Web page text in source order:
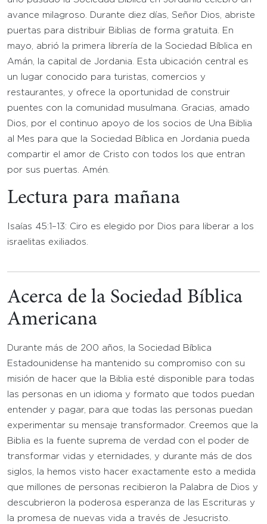
avance milagroso. Durante diez días, Señor Dios, abriste
puertas para distribuir Biblias de forma gratuita. En
mayo, abrió la primera librería de la Sociedad Bíblica en
Amán, la capital de Jordania. Esta ubicación central es
un lugar conocido para turistas, comercios y
restaurantes, y ofrece la oportunidad de construir
puentes con la comunidad musulmana. Gracias, amado
Dios, por el continuo apoyo de los socios de Una Biblia
al Mes para que la Sociedad Bíblica en Jordania pueda
compartir el amor de Cristo con todos los que entran
por sus puertas. Amén.
Lectura para mañana
Isaías 45:1–13: Ciro es elegido por Dios para liberar a los
israelitas exiliados.
Acerca de la Sociedad Bíblica
Americana
Durante más de 200 años, la Sociedad Bíblica
Estadounidense ha mantenido su compromiso con su
misión de hacer que la Biblia esté disponible para todas
las personas en un idioma y formato que todos puedan
entender y pagar, para que todas las personas puedan
experimentar su mensaje transformador. Creemos que la
Biblia es la fuente suprema de verdad con el poder de
transformar vidas y eternidades, y durante más de dos
siglos, la hemos visto hacer exactamente esto a medida
que millones de personas recibieron la Palabra de Dios y
descubrieron la poderosa esperanza de las Escrituras y
la promesa de nuevas vida a través de Jesucristo.